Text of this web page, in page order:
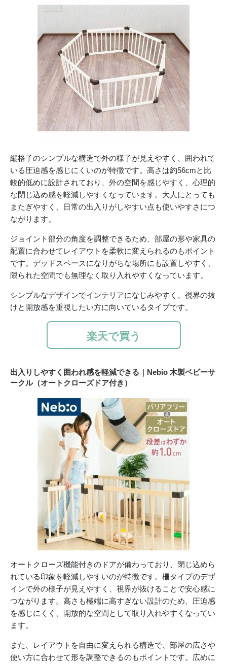
縦格子のシンプルな構造で外の様子が見えやすく、囲われて
いる圧迫感を感じにくいのが特徴です。高さは約56cmと比
較的低めに設計されており、外の空間を感じやすく、心理的
な閉じ込め感を軽減しやすくなっています。大人にとっても
またぎやすく、日常の出入りがしやすい点も使いやすさにつ
ながります。
ジョイント部分の角度を調整できるため、部屋の形や家具の
配置に合わせてレイアウトを柔軟に変えられるのもポイント
です。デッドスペースになりがちな場所にも設置しやすく、
限られた空間でも無理なく取り入れやすくなっています。
シンプルなデザインでインテリアになじみやすく、視界の抜
けと開放感を重視したい方に向いているタイプです。
楽天で買う
出入りしやすく囲われ感を軽減できる｜Nebio 木製ベビーサ
ークル（オートクローズドア付き）
オートクローズ機能付きのドアが備わっており、閉じ込めら
れている印象を軽減しやすいのが特徴です。柵タイプのデザ
インで外の様子が見えやすく、視界が抜けることで安心感に
つながります。高さも極端に高すぎない設計のため、圧迫感
を感じにくく、開放的な空間として取り入れやすくなってい
ます。
また、レイアウトを自由に変えられる構造で、部屋の広さや
使い方に合わせて形を調整できるのもポイントです。広めに